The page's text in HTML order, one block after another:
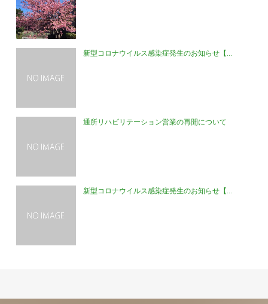
新型コロナウイルス感染症発生のお知らせ【...
通所リハビリテーション営業の再開について
新型コロナウイルス感染症発生のお知らせ【...